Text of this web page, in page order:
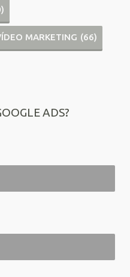
MARKETING (66)
ADS?